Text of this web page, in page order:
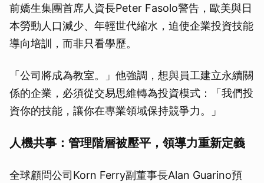
前嬌生集團首席人資長Peter Fasolo警告，歐美與日
本勞動人口減少、年輕世代縮水，迫使企業投資技能
導向培訓，而非只看學歷。
「公司將成為教室。」他強調，想與員工建立永續關
係的企業，必須從交易思維轉為投資模式：「我們投
資你的技能，讓你在專業領域保持競爭力。」
人機共事：管理階層被壓平，領導力重新定義
全球顧問公司Korn Ferry副董事長Alan Guarino預